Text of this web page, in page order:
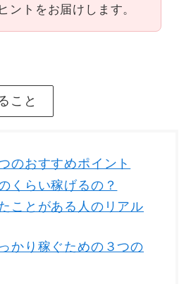
ントをお届けします。
こと
のおすすめポイント
くらい稼げるの？
ことがある人のリアル
かり稼ぐための３つの